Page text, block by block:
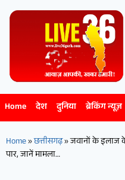
Home देश दुनिया ब्रेकिंग न्यूज़
Home»छत्तीसगढ़»जवानों के इलाज
पार, जानें मामला…